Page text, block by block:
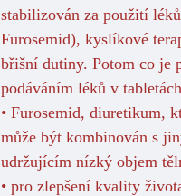
stabilizován za použití
Furosemid), kyslíkové
břišní dutiny. Potom co je
podáváním léků v
• Furosemid, diuretikum,
může být kombinován s
udržujícím nízký objem
• pro zlepšení kvality